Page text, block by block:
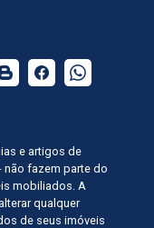
e artigos de
não fazem parte do
mobiliados. A
qualquer
de seus imóveis